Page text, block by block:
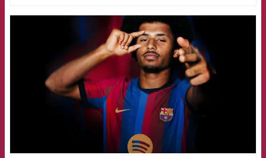
FCB Barcelona badge